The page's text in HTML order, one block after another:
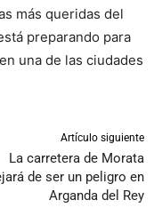
más queridas del
preparando para
una de las ciudades
Artículo siguiente
La carretera de Morata
de ser un peligro en
Arganda del Rey